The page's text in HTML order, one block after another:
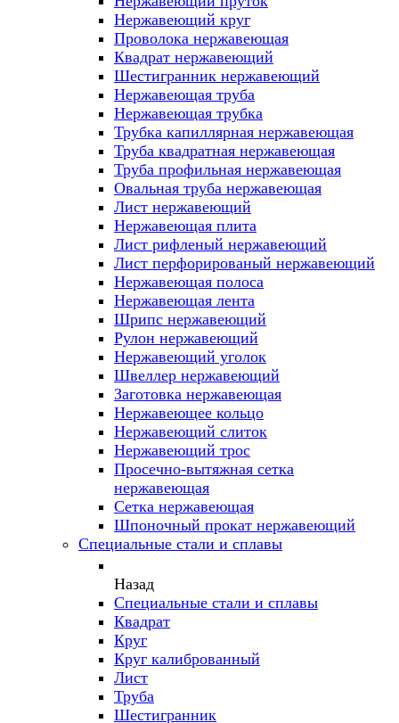
Нержавеющий круг
Проволока нержавеющая
Квадрат нержавеющий
Шестигранник нержавеющий
Нержавеющая труба
Нержавеющая трубка
Трубка капиллярная нержавеющая
Труба квадратная нержавеющая
Труба профильная нержавеющая
Овальная труба нержавеющая
Лист нержавеющий
Нержавеющая плита
Лист рифленый нержавеющий
Лист перфорированый нержавеющий
Нержавеющая полоса
Нержавеющая лента
Шрипс нержавеющий
Рулон нержавеющий
Нержавеющий уголок
Швеллер нержавеющий
Заготовка нержавеющая
Нержавеющее кольцо
Нержавеющий слиток
Нержавеющий трос
Просечно-вытяжная сетка
нержавеющая
Сетка нержавеющая
Шпоночный прокат нержавеющий
Специальные стали и сплавы
Назад
Специальные стали и сплавы
Квадрат
Круг
Круг калиброванный
Лист
Труба
Шестигранник